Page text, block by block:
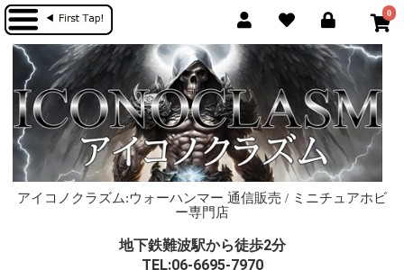
0
アイコノクラズム:ウォーハンマー 通信販売 / ミニチュアホビ
ー専門店
地下鉄難波駅から徒歩2分
TEL:06-6695-7970